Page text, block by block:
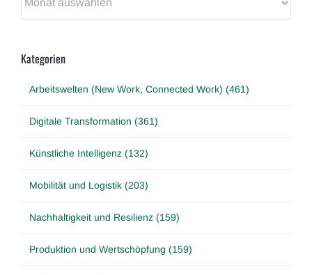
Kategorien
Arbeitswelten (New Work, Connected Work) (461)
Digitale Transformation (361)
Künstliche Intelligenz (132)
Mobilität und Logistik (203)
Nachhaltigkeit und Resilienz (159)
Produktion und Wertschöpfung (159)